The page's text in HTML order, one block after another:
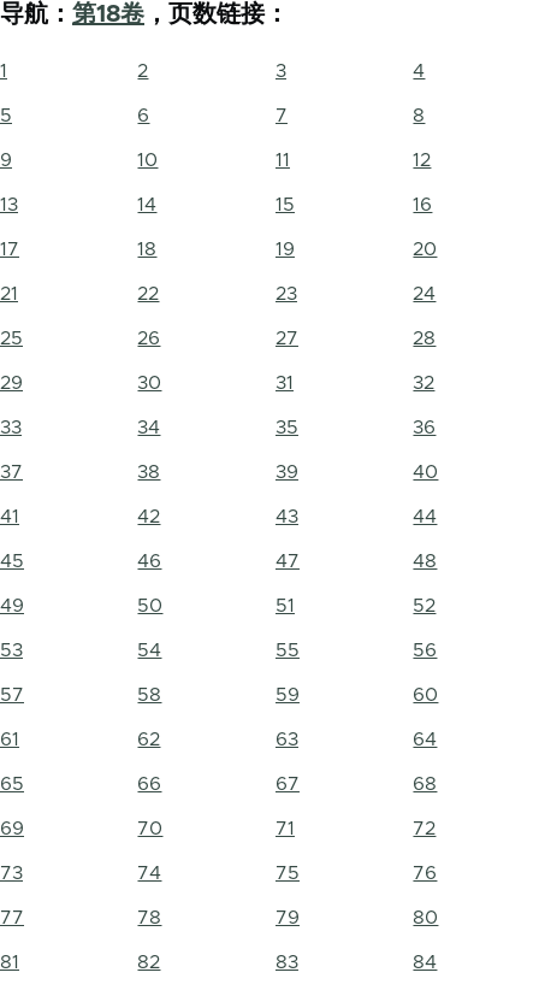
导航： 第18卷 ，页数链接：
1 2 3 4
5 6 7 8
9 10 11 12
13 14 15 16
17 18 19 20
21 22 23 24
25 26 27 28
29 30 31 32
33 34 35 36
37 38 39 40
41 42 43 44
45 46 47 48
49 50 51 52
53 54 55 56
57 58 59 60
61 62 63 64
65 66 67 68
69 70 71 72
73 74 75 76
77 78 79 80
81 82 83 84